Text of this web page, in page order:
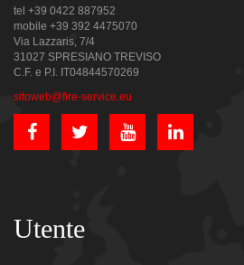
tel +39 0422 887952
mobile +39 392 4475070
Via Lazzaris, 7/4
31027 SPRESIANO TREVISO
C.F. e P.I. IT04844570269
sitoweb@fire-service.eu
Utente